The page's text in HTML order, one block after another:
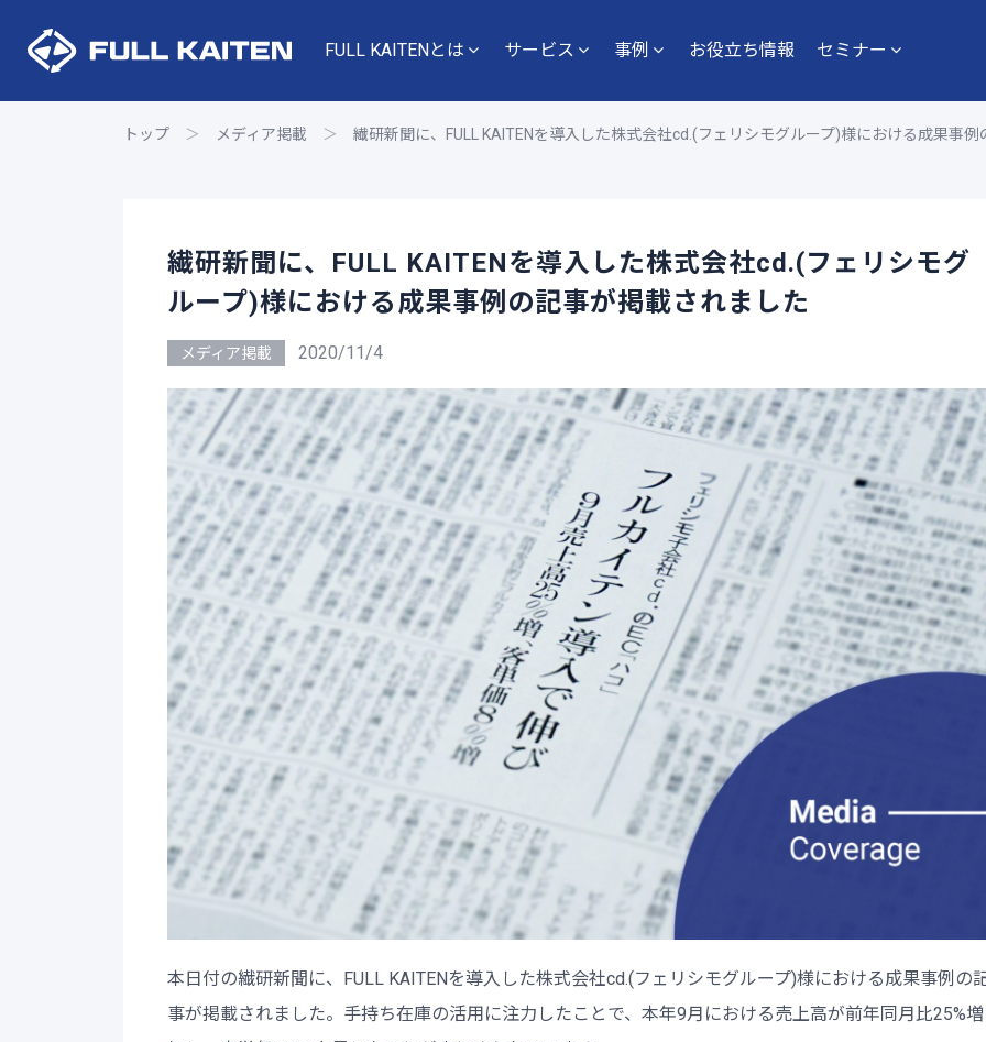
FULL KAITENとは サービス 事例 お役立ち情報 セミナー
トップ ＞ メディア掲載 ＞ 繊研新聞に、FULL KAITENを導入した株式会社cd.(フェリシモグループ)様における成果事
繊研新聞に、FULL KAITENを導入した株式会社cd.(フェリシモグ
ループ)様における成果事例の記事が掲載されました
メディア掲載 2020/11/4
本日付の繊研新聞に、FULL KAITENを導入した株式会社cd.(フェリシモグループ)様における成果事例の
事が掲載されました。手持ち在庫の活用に注力したことで、本年9月における売上高が前年同月比25%増